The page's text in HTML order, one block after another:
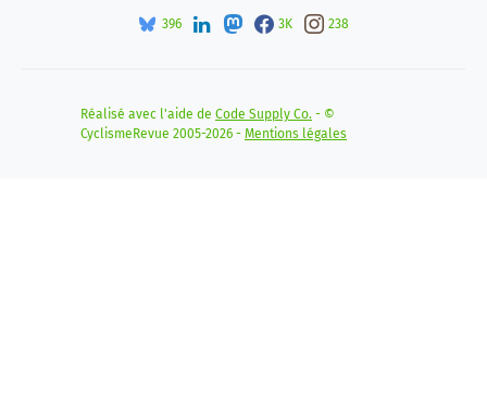
396 3K 238
Réalisé avec l'aide de Code Supply Co. - ©
CyclismeRevue 2005-2026 - Mentions légales